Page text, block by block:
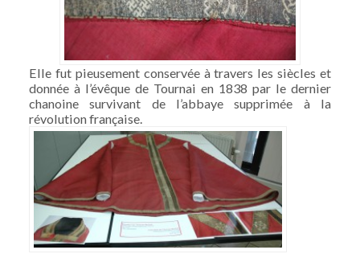
Elle fut pieusement conservée à travers les siècles et
donnée à l’évêque de Tournai en 1838 par le dernier
chanoine survivant de l’abbaye supprimée à la
révolution française.